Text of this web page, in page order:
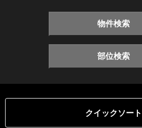
物件検索
部位検索
クイックソート